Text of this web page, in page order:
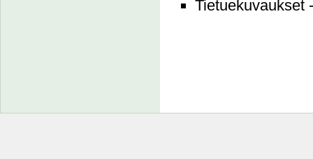
Tietuekuvaukset